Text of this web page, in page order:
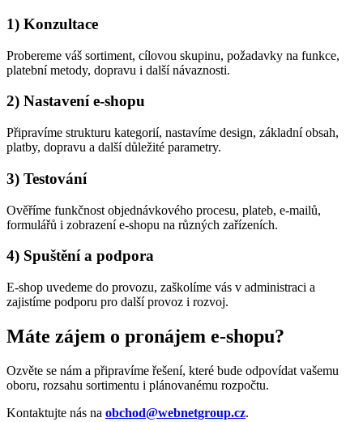
1) Konzultace
Probereme váš sortiment, cílovou skupinu, požadavky na funkce,
platební metody, dopravu i další návaznosti.
2) Nastavení e-shopu
Připravíme strukturu kategorií, nastavíme design, základní obsah,
platby, dopravu a další důležité parametry.
3) Testování
Ověříme funkčnost objednávkového procesu, plateb, e-mailů,
formulářů i zobrazení e-shopu na různých zařízeních.
4) Spuštění a podpora
E-shop uvedeme do provozu, zaškolíme vás v administraci a
zajistíme podporu pro další provoz i rozvoj.
Máte zájem o pronájem e-shopu?
Ozvěte se nám a připravíme řešení, které bude odpovídat vašemu
oboru, rozsahu sortimentu i plánovanému rozpočtu.
Kontaktujte nás na obchod@webnetgroup.cz.